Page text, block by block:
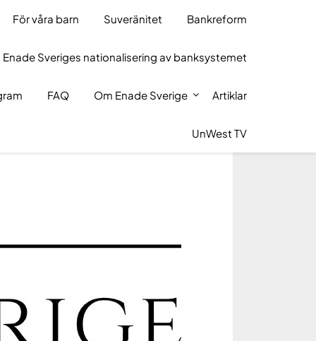
För våra barn Suveränitet Bankreform
Sveriges nationalisering av banksystemet
FAQ Om Enade Sverige Artiklar
UnWest TV